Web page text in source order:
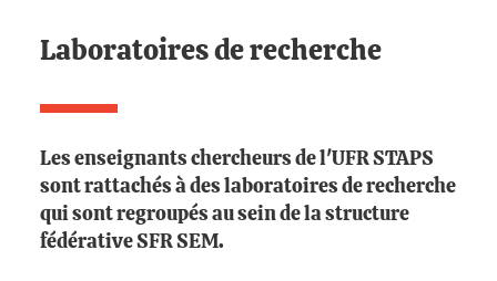
Laboratoires de recherche
Les enseignants chercheurs de l'UFR STAPS
sont rattachés à des laboratoires de recherche
qui sont regroupés au sein de la structure
fédérative SFR SEM.